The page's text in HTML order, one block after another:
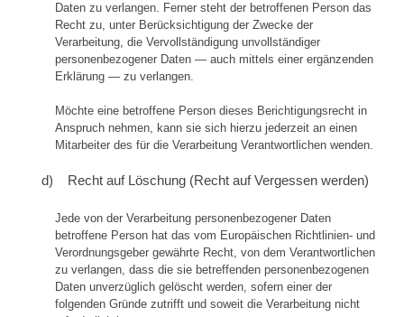
Daten zu verlangen. Ferner steht der betroffenen Person das
Recht zu, unter Berücksichtigung der Zwecke der
Verarbeitung, die Vervollständigung unvollständiger
personenbezogener Daten — auch mittels einer ergänzenden
Erklärung — zu verlangen.
Möchte eine betroffene Person dieses Berichtigungsrecht in
Anspruch nehmen, kann sie sich hierzu jederzeit an einen
Mitarbeiter des für die Verarbeitung Verantwortlichen wenden.
d) Recht auf Löschung (Recht auf Vergessen werden)
Jede von der Verarbeitung personenbezogener Daten
betroffene Person hat das vom Europäischen Richtlinien- und
Verordnungsgeber gewährte Recht, von dem Verantwortlichen
zu verlangen, dass die sie betreffenden personenbezogenen
Daten unverzüglich gelöscht werden, sofern einer der
folgenden Gründe zutrifft und soweit die Verarbeitung nicht